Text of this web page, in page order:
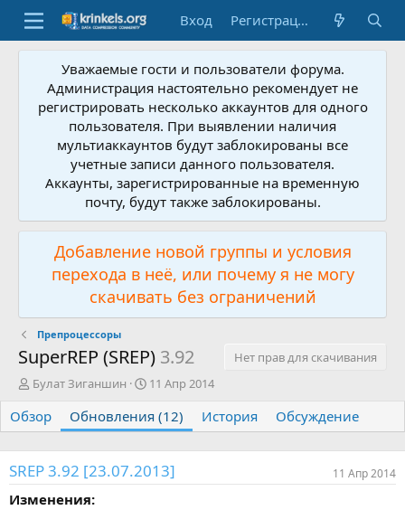
Вход Регистрация
Уважаемые гости и пользователи форума.
Администрация настоятельно рекомендует не
регистрировать несколько аккаунтов для одного
пользователя. При выявлении наличия
мультиаккаунтов будут заблокированы все
учетные записи данного пользователя.
Аккаунты, зарегистрированные на временную
почту, будут также заблокированы.
Добавление новой группы и условия
перехода в неё, или почему я не могу
скачивать без ограничений
Препроцессоры
SuperREP (SREP) 3.92
Нет прав для скачивания
А
т
о
р
Булат Зиганшин
Д
т
а
с
о
з
11 Апр 2014
Обзор Обновления (12) История Обсуждение
SREP 3.92 [23.07.2013] 11 Апр 2014
Изменения: